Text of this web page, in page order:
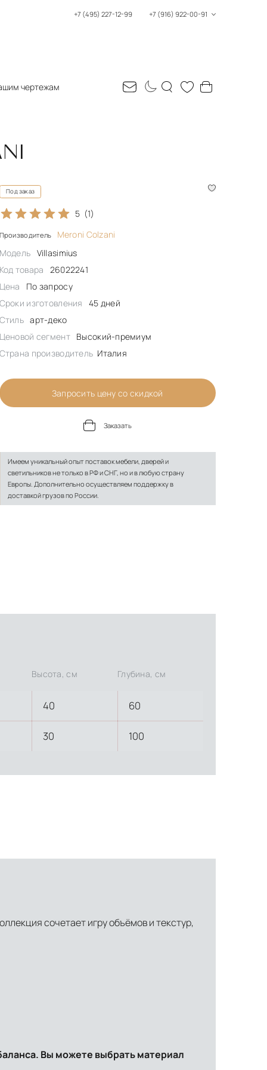
+7 (495) 227-12-99 +7 (916) 922-00-91
чертежам
Под заказ
5 (1)
Производитель
Meroni Colzani
Модель Villasimius
Код товара
26022241
Цена
По запросу
Сроки изготовления
45 дней
Стиль арт-деко
Ценовой сегмент Высокий-премиум
Страна производитель Италия
Запросить цену со скидкой
Заказать
Имеем уникальный опыт поставок мебели, дверей и
светильников не только в РФ и СНГ, но и в любую страну
Европы. Дополнительно осуществляем поддержку в
доставкой грузов по России.
Высота, см Глубина, см
40 60
30 100
сочетает игру объёмов и текстур,
Вы можете выбрать материал